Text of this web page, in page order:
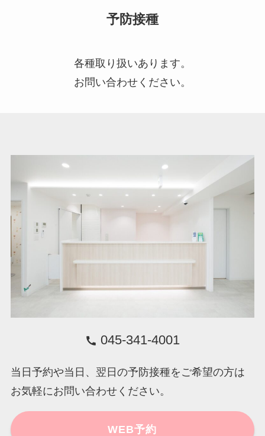
予防接種
各種取り扱いあります。
お問い合わせください。
045-341-4001
当日予約や当日、翌日の予防接種をご希望の方は
お気軽にお問い合わせください。
WEB予約